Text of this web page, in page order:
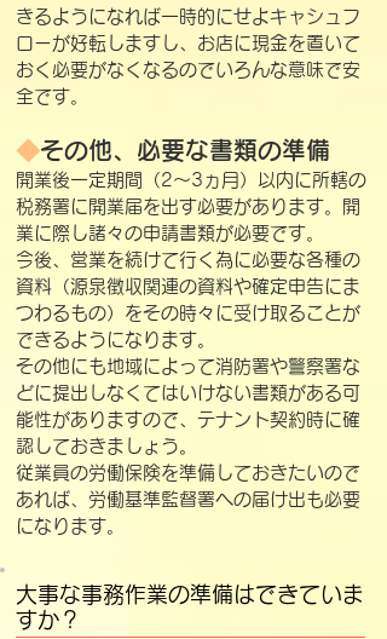
きるようになれば一時的にせよキャシュフ
ローが好転しますし、お店に現金を置いて
おく必要がなくなるのでいろんな意味で安
全です。
◆その他、必要な書類の準備
開業後一定期間（2～3ヵ月）以内に所轄の
税務署に開業届を出す必要があります。開
業に際し諸々の申請書類が必要です。
今後、営業を続けて行く為に必要な各種の
資料（源泉徴収関連の資料や確定申告にま
つわるもの）をその時々に受け取ることが
できるようになります。
その他にも地域によって消防署や警察署な
どに提出しなくてはいけない書類がある可
能性がありますので、テナント契約時に確
認しておきましょう。
従業員の労働保険を準備しておきたいので
あれば、労働基準監督署への届け出も必要
になります。
大事な事務作業の準備はできていま
すか？